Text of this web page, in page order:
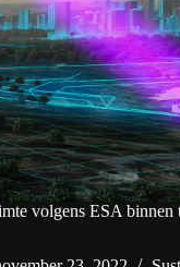
volgens ESA